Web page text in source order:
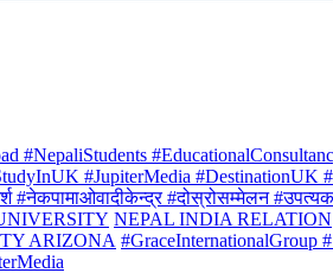
#NepaliStudents
#JupiterMedia #DestinationUK
#नेकपामाओवादीकेन्द्र #दोस्रोसम्मेलन
NEPAL INDIA RELATION
ARIZONA #GraceInternationalGroup